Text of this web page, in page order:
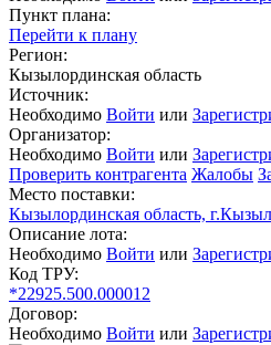
Пункт плана:
Перейти к плану
Регион:
Кызылординская область
Источник:
Необходимо Войти или
Организатор:
Необходимо Войти или
Проверить контрагента Жалобы
Место поставки:
Кызылординская область,
Описание лота:
Необходимо Войти или
Код ТРУ:
*22925.500.000012
Договор:
Необходимо Войти или